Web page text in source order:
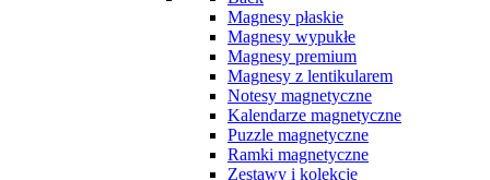
Magnesy płaskie
Magnesy wypukłe
Magnesy premium
Magnesy z lentikularem
Notesy magnetyczne
Kalendarze magnetyczne
Puzzle magnetyczne
Ramki magnetyczne
Zestawy i kolekcje